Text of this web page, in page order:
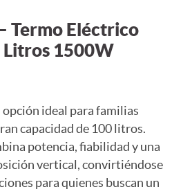
Termo Eléctrico
1500W
opción ideal para familias
capacidad de 100 litros.
potencia, fiabilidad y una
vertical, convirtiéndose
para quienes buscan un